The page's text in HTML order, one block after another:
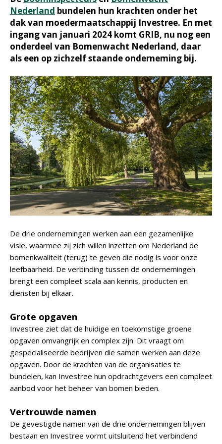
Nederland bundelen hun krachten onder het
dak van moedermaatschappij Investree. En met
ingang van januari 2024 komt GRIB, nu nog een
onderdeel van Bomenwacht Nederland, daar
als een op zichzelf staande onderneming bij.
De drie ondernemingen werken aan een gezamenlijke
visie, waarmee zij zich willen inzetten om Nederland de
bomenkwaliteit (terug) te geven die nodig is voor onze
leefbaarheid. De verbinding tussen de ondernemingen
brengt een compleet scala aan kennis, producten en
diensten bij elkaar.
Grote opgaven
Investree ziet dat de huidige en toekomstige groene
opgaven omvangrijk en complex zijn. Dit vraagt om
gespecialiseerde bedrijven die samen werken aan deze
opgaven. Door de krachten van de organisaties te
bundelen, kan Investree hun opdrachtgevers een compleet
aanbod voor het beheer van bomen bieden.
Vertrouwde namen
De gevestigde namen van de drie ondernemingen blijven
bestaan en Investree vormt uitsluitend het verbindend